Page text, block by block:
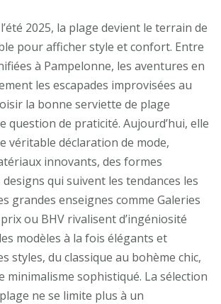
de
2025, la plage devient le terrain de
pour afficher style et confort. Entre
à Pampelonne, les aventures en
les escapades improvisées au
la bonne serviette de plage
question de praticité. Aujourd’hui, elle
véritable déclaration de mode,
innovants, des formes
qui suivent les tendances les
grandes enseignes comme Galeries
ou BHV rivalisent d’ingéniosité
modèles à la fois élégants et
styles, du classique au bohème chic,
minimalisme sophistiqué. La sélection
ne se limite plus à un